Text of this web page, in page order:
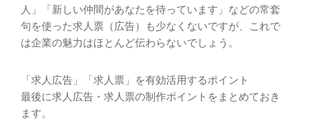
人」「新しい仲間があなたを待っています」などの常套
句を使った求人票（広告）も少なくないですが、これで
は企業の魅力はほとんど伝わらないでしょう。
「求人広告」「求人票」を有効活用するポイント
最後に求人広告・求人票の制作ポイントをまとめておき
ます。